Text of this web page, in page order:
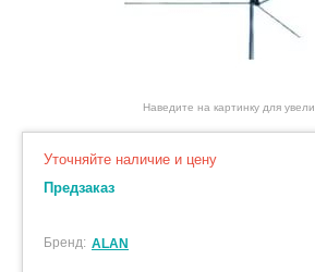
Наведите на картинку для
Уточняйте наличие и цену
Предзаказ
Бренд: ALAN